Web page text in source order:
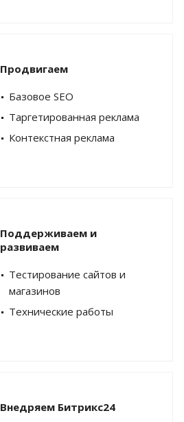
Продвигаем
Базовое SEO
Таргетированная реклама
Контекстная реклама
Поддерживаем и
развиваем
Тестирование сайтов и
магазинов
Технические работы
Внедряем Битрикс24